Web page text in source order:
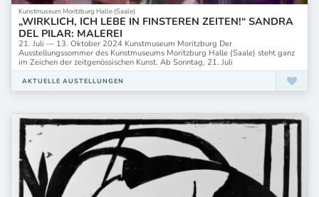
Kunstmuseum Moritzburg Halle (Saale)
„WIRKLICH, ICH LEBE IN FINSTEREN ZEITEN!“ SANDRA
DEL PILAR: MALEREI
21. Juli — 13. Oktober 2024 Kunstmuseum Moritzburg Der
Ausstellungssommer des Kunstmuseums Moritzburg Halle (Saale) steht ganz
im Zeichen der zeitgenössischen Kunst. Ab Sonntag, 21. Juli
AKTUELLE AUSTELLUNGEN